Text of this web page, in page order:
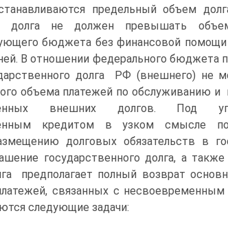
предельный объем
не должен превышать
бюджета без финансовой
В отношении федерального бюджета
долга РФ (внешнего) не
объема платежей по обслуживанию и
внешних долгов. Под
кредитом в узком смысле
долговых обязательств в
государственного долга, а
предполагает полный возврат
связанных с несвоевременным
следующие задачи: